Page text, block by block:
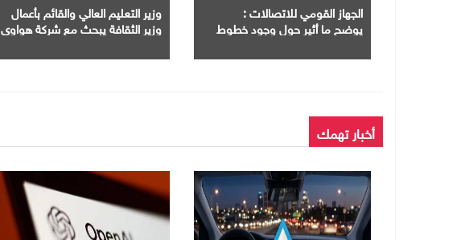
الجهاز القومي للاتصالات :
يوضح ما أثير حول وجود خطوط
بعض المواطنين دون علمهم
وزير التعليم العالي والقائم بأعمال
وزير الثقافة يبحث مع شركة هواوي
تطوير أداء الجامعات وبناء الكوادر
أخبار تهمك